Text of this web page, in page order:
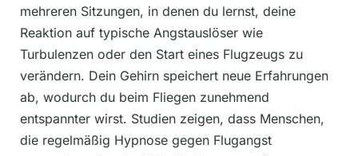
mehreren Sitzungen, in denen du lernst, deine
Reaktion auf typische Angstauslöser wie
Turbulenzen oder den Start eines Flugzeugs zu
verändern. Dein Gehirn speichert neue Erfahrungen
ab, wodurch du beim Fliegen zunehmend
entspannter wirst. Studien zeigen, dass Menschen,
die regelmäßig Hypnose gegen Flugangst